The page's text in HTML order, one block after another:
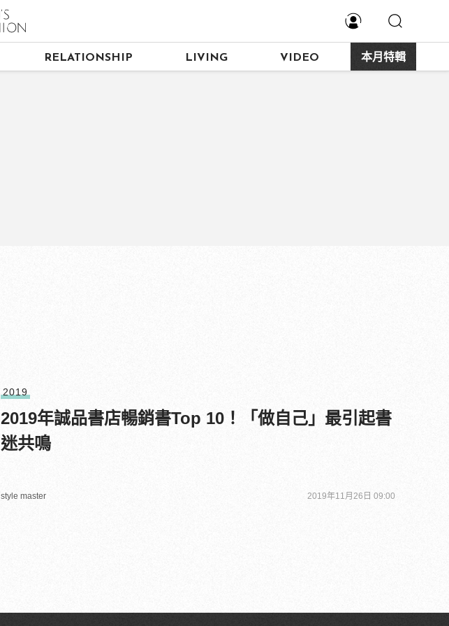
RELATIONSHIP LIVING VIDEO 本月特輯
2019
2019年誠品書店暢銷書Top 10！「做自己」最引起書
迷共鳴
style master 2019年11月26日 09:00